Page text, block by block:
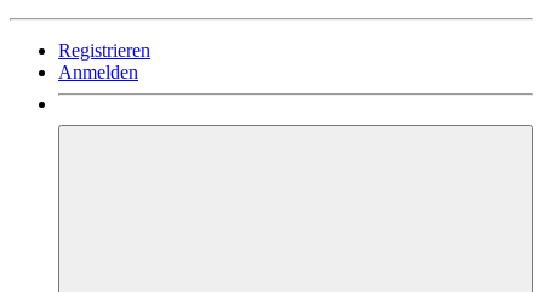
Registrieren
Anmelden